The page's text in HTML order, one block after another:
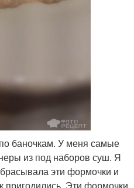
баночкам. У меня самые
из под наборов суш. Я
эти формочки и
пригодились. Эти формочки